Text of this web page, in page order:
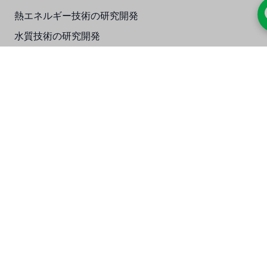
熱エネルギー技術の研究開発
水質技術の研究開発